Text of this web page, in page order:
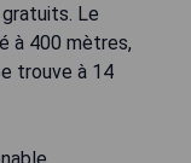
Le
à 400 mètres,
trouve à 14